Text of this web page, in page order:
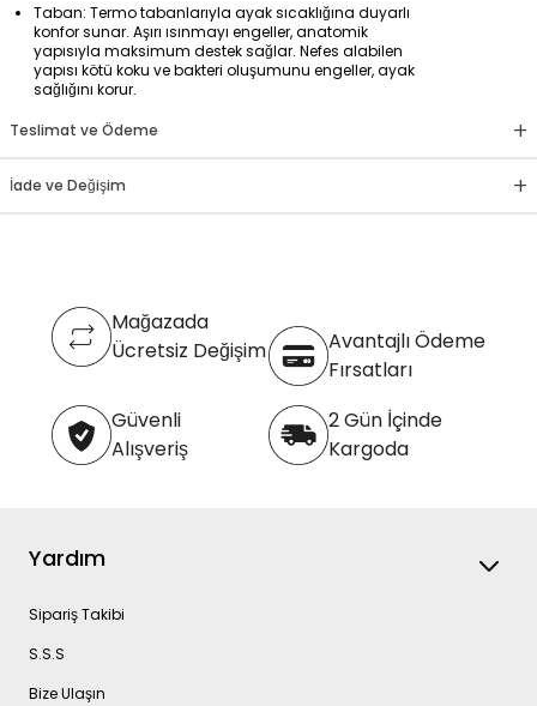
Taban: Termo tabanlarıyla ayak sıcaklığına duyarlı
konfor sunar. Aşırı ısınmayı engeller, anatomik
yapısıyla maksimum destek sağlar. Nefes alabilen
yapısı kötü koku ve bakteri oluşumunu engeller, ayak
sağlığını korur.
Teslimat ve Ödeme
+
İade ve Değişim +
Mağazada
Ücretsiz Değişim
Avantajlı Ödeme
Fırsatları
Güvenli
Alışveriş
2 Gün İçinde
Kargoda
Yardım
Sipariş Takibi
S.S.S
Bize Ulaşın